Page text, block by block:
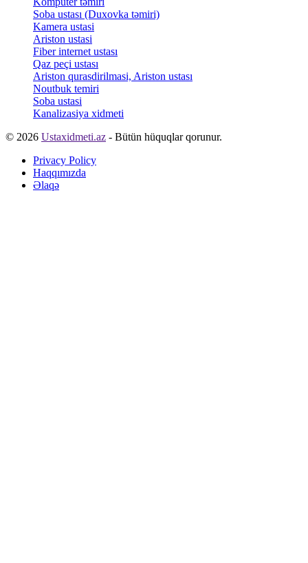
Soba ustası (Duxovka təmiri)
Kamera ustasi
Ariston ustasi
Fiber internet ustası
Qaz peçi ustası
Ariston qurasdirilmasi, Ariston ustası
Noutbuk temiri
Soba ustasi
Kanalizasiya xidmeti
© 2026 Ustaxidmeti.az - Bütün hüquqlar qorunur.
Privacy Policy
Haqqımızda
Əlaqə